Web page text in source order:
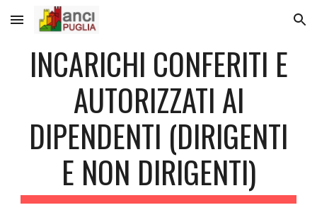
Skip to main content Skip to navigation
INCARICHI CONFERITI E
AUTORIZZATI AI
DIPENDENTI (DIRIGENTI
E NON DIRIGENTI)